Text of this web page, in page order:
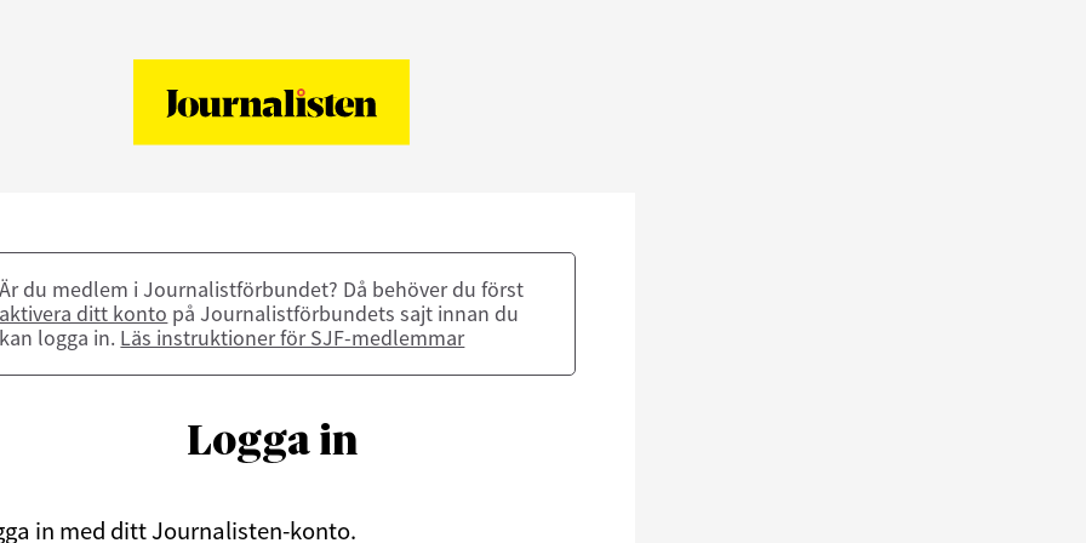
Är du medlem i Journalistförbundet? Då behöver du först
aktivera ditt konto på Journalistförbundets sajt innan du
kan logga in. Läs instruktioner för SJF-medlemmar
Logga in
in med ditt Journalisten-konto.